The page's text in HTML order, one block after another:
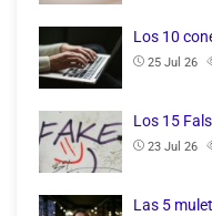
Los 10
25 Jul 26
Los 15
23 Jul 26
Las 5